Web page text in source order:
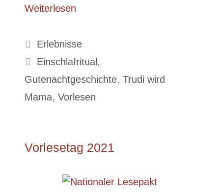
Weiterlesen
Kategorien
Erlebnisse
Schlagwörter
Einschlafritual ,
Gutenachtgeschichte, Trudi wird
Mama, Vorlesen
Vorlesetag 2021